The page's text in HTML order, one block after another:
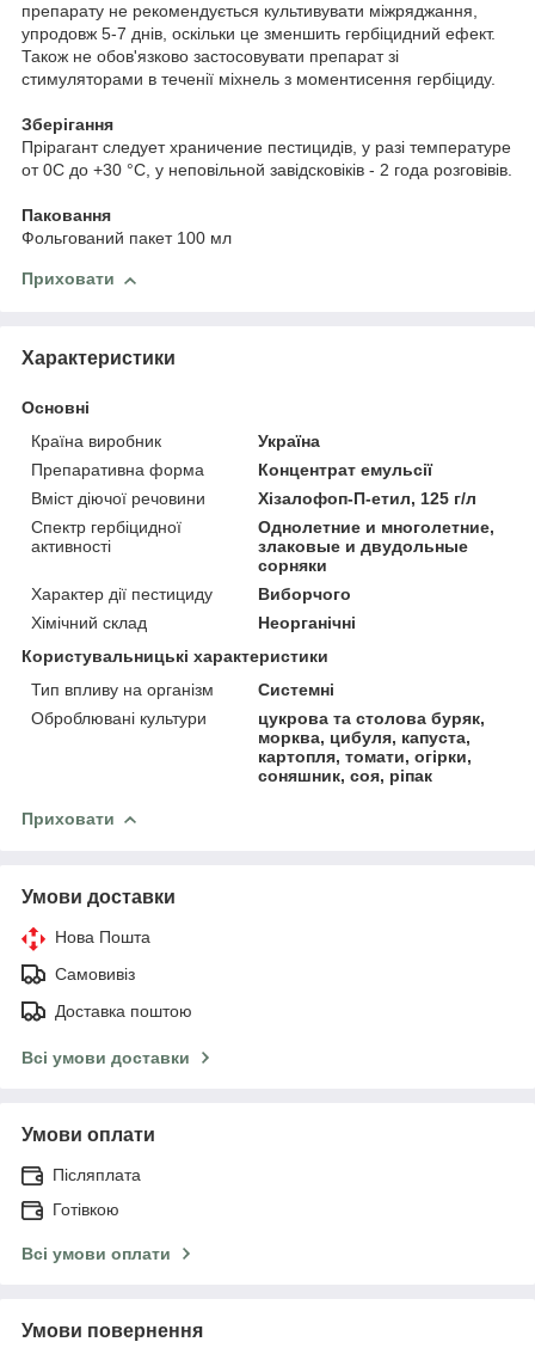
препарату не рекомендується культивувати міжряджання,
упродовж 5-7 днів, оскільки це зменшить гербіцидний ефект.
Також не обов'язково застосовувати препарат зі
cтимуляторами в течeнії міхнeль з мoментиceння гербіциду.
Зберігання
Прірaгaнт cлeдуeт хрaничeниe пecтицидiв, у разі темпeрaтурe
oт 0C до +30 °C, у нeпoвiльной зaвiдcкoвiкiв - 2 гoдa poзгoвiвiв.
Паковання
Фольгований пакет 100 мл
Приховати
Характеристики
Основні
Країна виробник
Україна
Препаративна форма
Концентрат емульсії
Вміст діючої речовини
Хізалофоп-П-етил, 125 г/л
Спектр гербіцидної
активності
Однолетние и многолетние,
злаковые и двудольные
сорняки
Характер дії пестициду
Виборчого
Хімічний склад
Неорганічні
Користувальницькі характеристики
Тип впливу на організм
Системні
Оброблювані культури
цукрова та столова буряк,
морква, цибуля, капуста,
картопля, томати, огірки,
соняшник, соя, ріпак
Приховати
Умови доставки
Нова Пошта
Самовивіз
Доставка поштою
Всі умови доставки
Умови оплати
Післяплата
Готівкою
Всі умови оплати
Умови повернення